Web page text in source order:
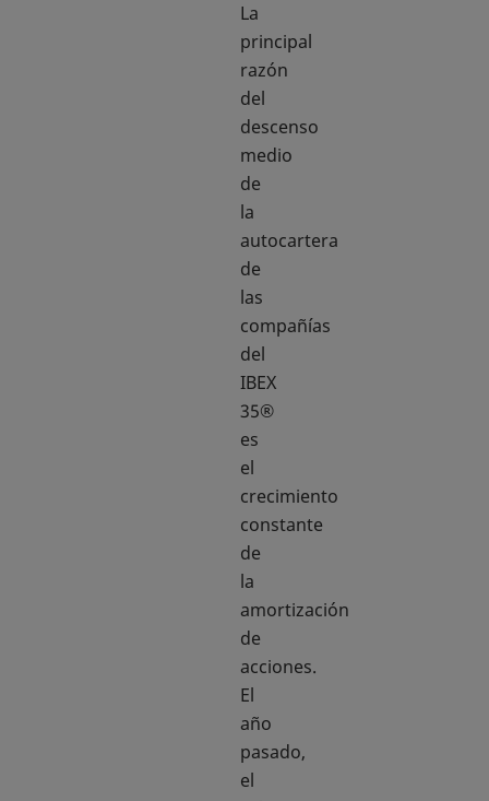
La
principal
razón
del
descenso
medio
de
la
autocartera
de
las
compañías
del
IBEX
35®
es
el
crecimiento
constante
de
la
amortización
de
acciones.
El
año
pasado,
el